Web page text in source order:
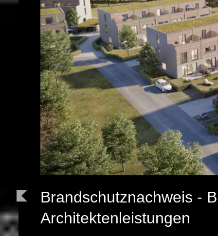
Brandschutznachweis -
Architektenleistungen